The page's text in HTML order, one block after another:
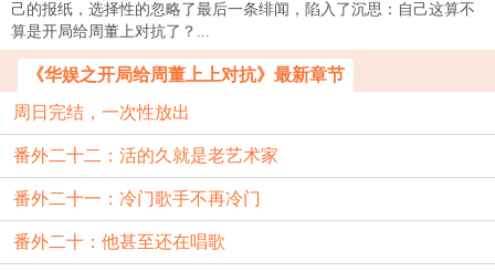
己的报纸，选择性的忽略了最后一条绯闻，陷入了沉思：自己这算不
算是开局给周董上对抗了？...
《华娱之开局给周董上上对抗》最新章节
周日完结，一次性放出
番外二十二：活的久就是老艺术家
番外二十一：冷门歌手不再冷门
番外二十：他甚至还在唱歌